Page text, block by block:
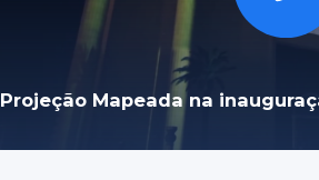
Projeção Mapeada na